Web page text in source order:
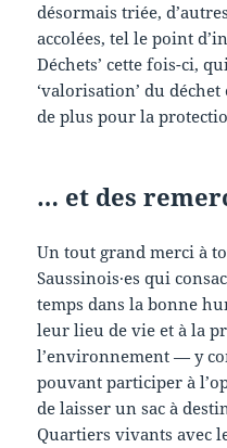
désormais triée,
accolées, tel le point
Déchets’ cette fois-ci,
‘valorisation’ du
de plus pour la
… et des
Un tout grand merci à
Saussinois·es qui
temps dans la bonne
leur lieu de vie et à la
l’environnement — y
pouvant participer à
de laisser un sac à
Quartiers vivants avec